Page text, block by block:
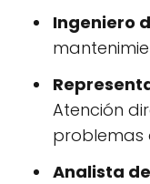
Ingeniero
Atención
problemas
Analista